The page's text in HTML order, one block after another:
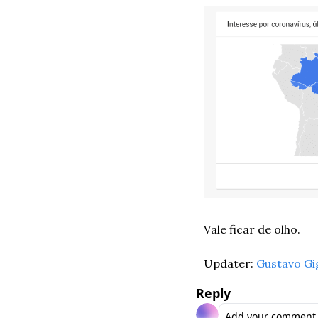
Vale ficar de olho.
Updater: Gustavo
Reply